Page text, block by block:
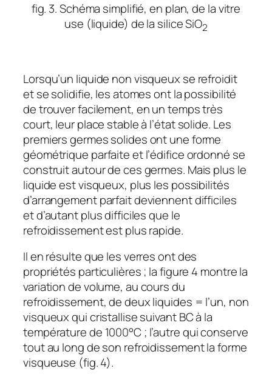
fig. 3. Schéma simplifié, en plan, de la vitre
use (liquide) de la silice SiO2
Lorsqu’un liquide non visqueux se refroidit
et se solidifie, les atomes ont la possibilité
de trouver facilement, en un temps très
court, leur place stable à l’état solide. Les
premiers germes solides ont une forme
géométrique parfaite et l’édifice ordonné se
construit autour de ces germes. Mais plus le
liquide est visqueux, plus les possibilités
d’arrangement parfait deviennent difficiles
et d’autant plus difficiles que le
refroidissement est plus rapide.
Il en résulte que les verres ont des
propriétés particulières ; la figure 4 montre la
variation de volume, au cours du
refroidissement, de deux liquides = l’un, non
visqueux qui cristallise suivant BC à la
température de 1000°C ; l’autre qui conserve
tout au long de son refroidissement la forme
visqueuse (fig. 4).